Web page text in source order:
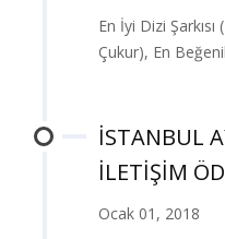
En İyi Dizi
Çukur), En
İSTANBUL
İLETİŞİM
Ocak 01, 2018